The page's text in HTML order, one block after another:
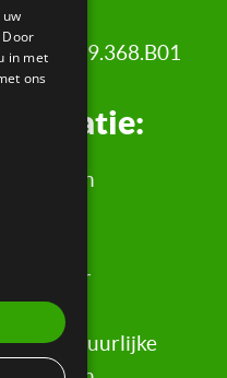
8208.79.368.B01
voor natuurlijke
in met
ons